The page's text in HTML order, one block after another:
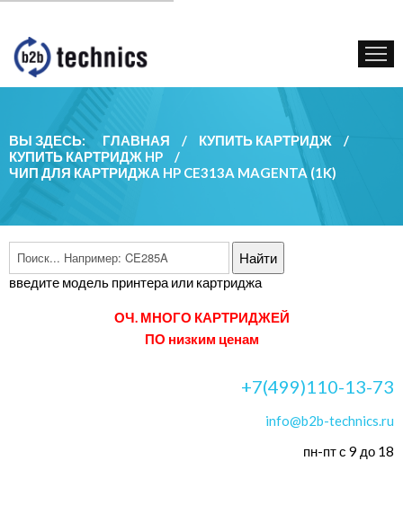
КУПИТЬ КАРТРИДЖ
ГОС. УЧРЕЖДЕНИЯМ
КОНТАКТЫ
ВЫ ЗДЕСЬ: ГЛАВНАЯ / КУПИТЬ КАРТРИДЖ
/
КУПИТЬ КАРТРИДЖ HP
/
ЧИП ДЛЯ КАРТРИДЖА HP CE313A MAGENTA (1K)
введите модель принтера или картриджа
ОЧ. МНОГО КАРТРИДЖЕЙ
ПО низким ценам
+7(499)110-13-73
info@b2b-technics.ru
пн-пт с 9 до 18